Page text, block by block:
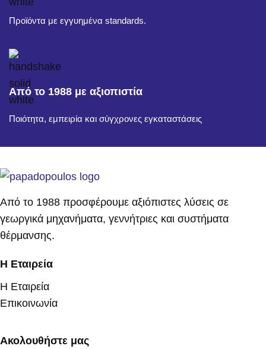
Προϊόντα με εγγυημένα standards.
Από το 1988 με αξιοπιστία
Ποιότητα, εμπειρία και σύγχρονες εγκαταστάσεις
Από το 1988 προσφέρουμε αξιόπιστες λύσεις σε
γεωργικά μηχανήματα, γεννήτριες και συστήματα
θέρμανσης.
Η Εταιρεία
Η Εταιρεία
Επικοινωνία
Ακολουθήστε μας